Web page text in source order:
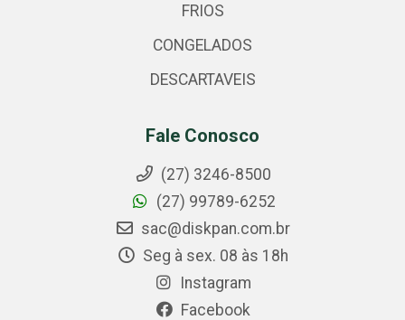
FRIOS
CONGELADOS
DESCARTAVEIS
Fale Conosco
(27) 3246-8500
(27) 99789-6252
sac@diskpan.com.br
Seg à sex. 08 às 18h
Instagram
Facebook